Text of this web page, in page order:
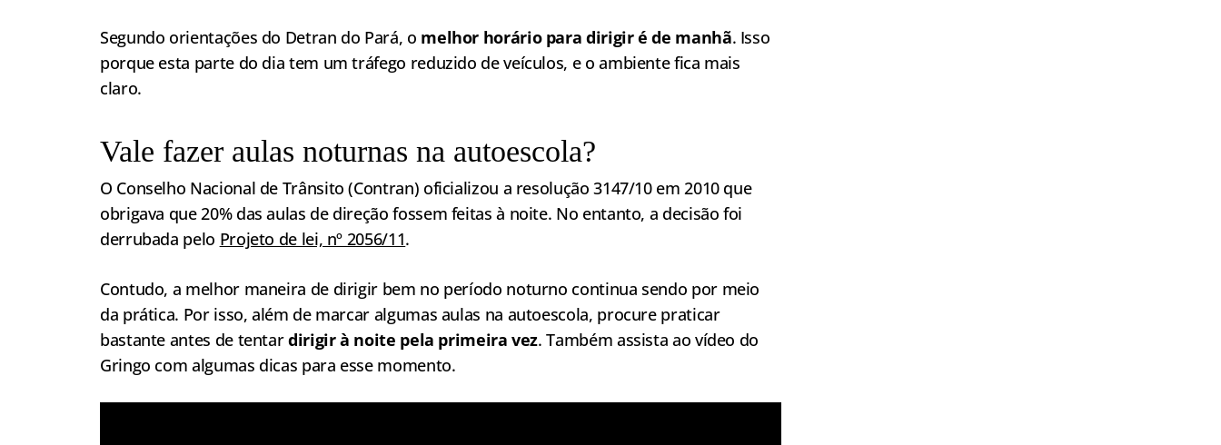
Segundo orientações do Detran do Pará, o melhor horário para dirigir é de manhã. Isso
porque esta parte do dia tem um tráfego reduzido de veículos, e o ambiente fica mais
claro.
Vale fazer aulas noturnas na autoescola?
O Conselho Nacional de Trânsito (Contran) oficializou a resolução 3147/10 em 2010 que
obrigava que 20% das aulas de direção fossem feitas à noite. No entanto, a decisão foi
derrubada pelo Projeto de lei, nº 2056/11.
Contudo, a melhor maneira de dirigir bem no período noturno continua sendo por meio
da prática. Por isso, além de marcar algumas aulas na autoescola, procure praticar
bastante antes de tentardirigir à noite pela primeira vez. Também assista ao vídeo do
Gringo com algumas dicas para esse momento.